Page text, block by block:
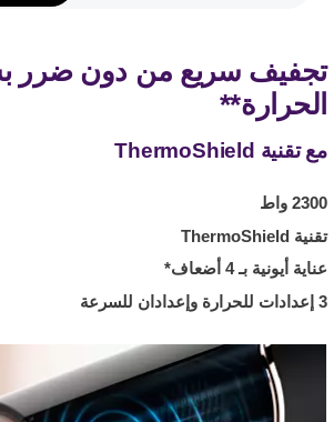
تجفيف سريع من دون ضرر
الحرارة**
مع تقنية ThermoShield
2300 واط
تقنية ThermoShield
عناية أيونية بـ 4 أضعاف*
3 إعدادات للحرارة وإعدادان للسرعة